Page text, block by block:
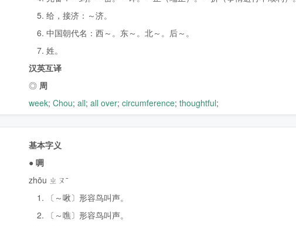
5. 给，接济：～济。
6. 中国朝代名：西～。东～。北～。后～。
7. 姓。
汉英互译
◎ 周
week;Chou;all;all over;circumference;thoughtful;
基本字义
●啁
zhōu ㄓㄡˉ
1. 〔～啾〕形容鸟叫声。
2. 〔～噍〕形容鸟叫声。